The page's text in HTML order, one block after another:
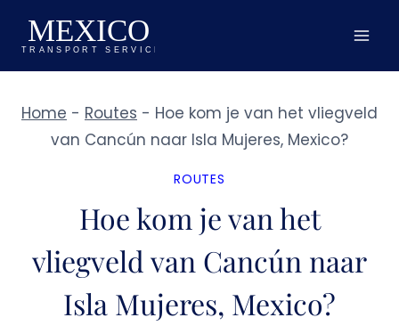
Doorgaan
naar
inhoud
Home - Routes - Hoe kom je van het vliegveld
van Cancún naar Isla Mujeres, Mexico?
ROUTES
Hoe kom je van het
vliegveld van Cancún naar
Isla Mujeres, Mexico?